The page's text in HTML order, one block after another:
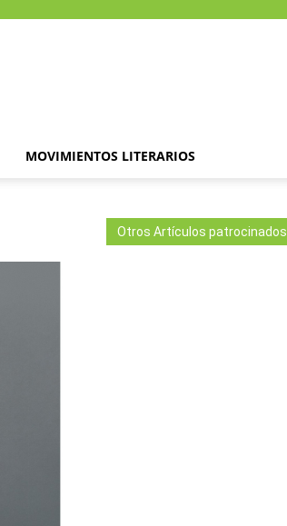
MOVIMIENTOS LITERARIOS
Otros Artículos patrocinados